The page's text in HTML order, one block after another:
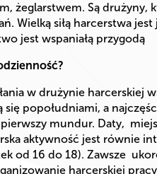
żeglarstwem. Są drużyny,
Wielką siłą harcerstwa
jest wspaniałą przygodą
w drużynie harcerskiej
popołudniami, a
mundur. Daty,
aktywność jest równie
od 16 do 18). Zawsze
harcerskiej